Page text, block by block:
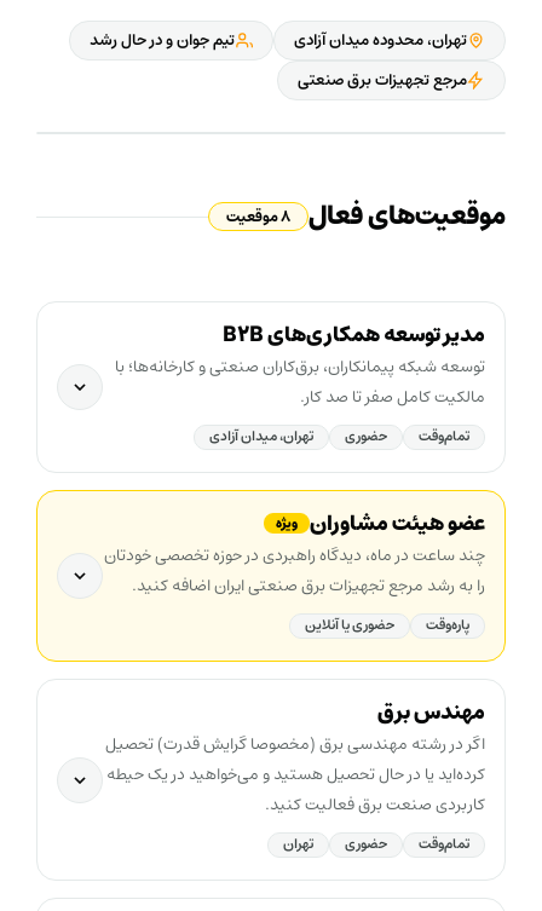
تهران، محدوده میدان آزادی
تیم جوان و در حال رشد
مرجع تجهیزات برق صنعتی
موقعیت‌های فعال ۸ موقعیت
مدیر توسعه همکاری‌های B2B
توسعه شبکه پیمانکاران، برق‌کاران صنعتی و کارخانه‌ها؛ با
مالکیت کامل صفر تا صد کار.
تمام‌وقت حضوری تهران، میدان آزادی
عضو هیئت مشاوران ویژه
چند ساعت در ماه، دیدگاه راهبردی در حوزه تخصصی خودتان
را به رشد مرجع تجهیزات برق صنعتی ایران اضافه کنید.
پاره‌وقت حضوری یا آنلاین
مهندس برق
اگر در رشته مهندسی برق (مخصوصا گرایش قدرت) تحصیل
کرده‌اید یا در حال تحصیل هستید و می‌خواهید در یک حیطه
کاربردی صنعت برق فعالیت کنید.
تمام‌وقت حضوری تهران